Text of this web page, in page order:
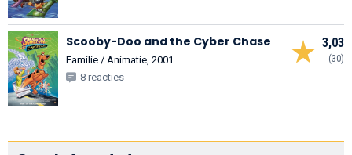
3,03
(30)
Scooby-Doo and the Cyber Chase
Familie / Animatie, 2001
8 reacties